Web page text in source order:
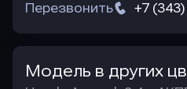
+7
Перезвонить
Модель в других